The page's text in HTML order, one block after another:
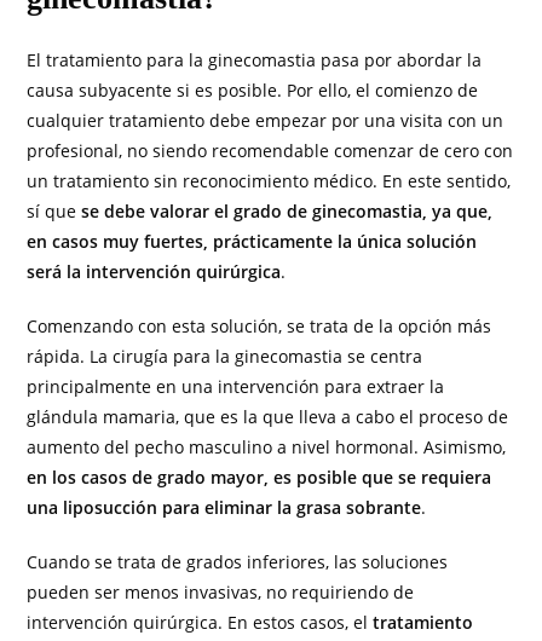
El tratamiento para la ginecomastia pasa por abordar la
causa subyacente si es posible. Por ello, el comienzo de
cualquier tratamiento debe empezar por una visita con un
profesional, no siendo recomendable comenzar de cero con
un tratamiento sin reconocimiento médico. En este sentido,
sí quese debe valorar el grado de ginecomastia, ya que,
en casos muy fuertes, prácticamente la única solución
será la intervención quirúrgica.
Comenzando con esta solución, se trata de la opción más
rápida. La cirugía para la ginecomastia se centra
principalmente en una intervención para extraer la
glándula mamaria, que es la que lleva a cabo el proceso de
aumento del pecho masculino a nivel hormonal. Asimismo,
en los casos de grado mayor, es posible que se requiera
una liposucción para eliminar la grasa sobrante.
Cuando se trata de grados inferiores, las soluciones
pueden ser menos invasivas, no requiriendo de
intervención quirúrgica. En estos casos, eltratamiento